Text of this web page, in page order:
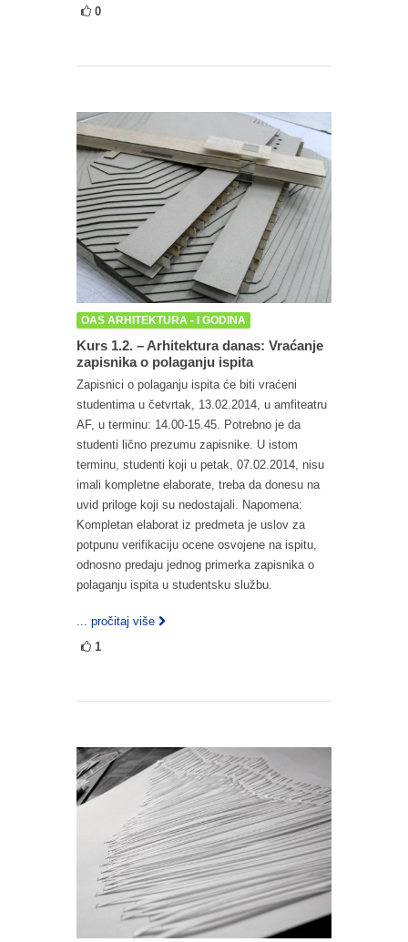
0
OAS ARHITEKTURA - I GODINA
Kurs 1.2. – Arhitektura danas: Vraćanje
zapisnika o polaganju ispita
Zapisnici o polaganju ispita će biti vraćeni
studentima u četvrtak, 13.02.2014, u amfiteatru
AF, u terminu: 14.00-15.45. Potrebno je da
studenti lično prezumu zapisnike. U istom
terminu, studenti koji u petak, 07.02.2014, nisu
imali kompletne elaborate, treba da donesu na
uvid priloge koji su nedostajali. Napomena:
Kompletan elaborat iz predmeta je uslov za
potpunu verifikaciju ocene osvojene na ispitu,
odnosno predaju jednog primerka zapisnika o
polaganju ispita u studentsku službu.
... pročitaj više
1